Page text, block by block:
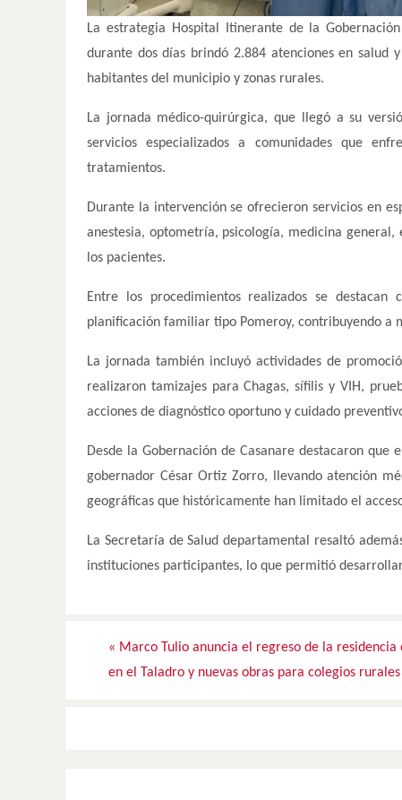
La estrategia Hospital Itinerante de la
durante dos días brindó 2.884 atenciones en salud
habitantes del municipio y zonas rurales.
La jornada médico-quirúrgica, que llegó a su
servicios especializados a comunidades que
tratamientos.
Durante la intervención se ofrecieron servicios en
anestesia, optometría, psicología, medicina
los pacientes.
Entre los procedimientos realizados se
planificación familiar tipo Pomeroy, contribuyendo a
La jornada también incluyó actividades de
realizaron tamizajes para Chagas, sífilis y VIH,
acciones de diagnóstico oportuno y cuidado
Desde la Gobernación de Casanare destacaron
gobernador César Ortiz Zorro, llevando atención
geográficas que históricamente han limitado el
La Secretaría de Salud departamental resaltó
instituciones participantes, lo que permitió
« Marco Tulio anuncia el regreso de la residencia
en el Taladro y nuevas obras para colegios rurales